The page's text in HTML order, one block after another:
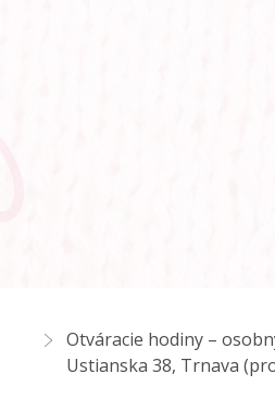
Otváracie hodiny –
Ustianska 38, Trnava